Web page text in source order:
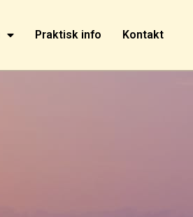
Praktisk info Kontakt